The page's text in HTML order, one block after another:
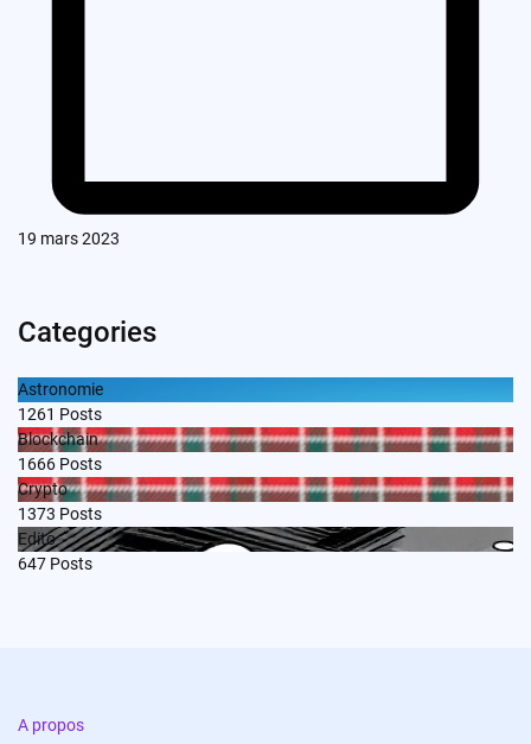
19 mars 2023
Categories
Astronomie
1261 Posts
Blockchain
1666 Posts
Crypto
1373 Posts
Edito
647 Posts
A propos